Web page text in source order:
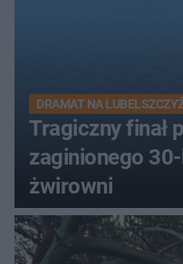
DRAMAT NA
Tragiczny finał
zaginionego
żwirowni